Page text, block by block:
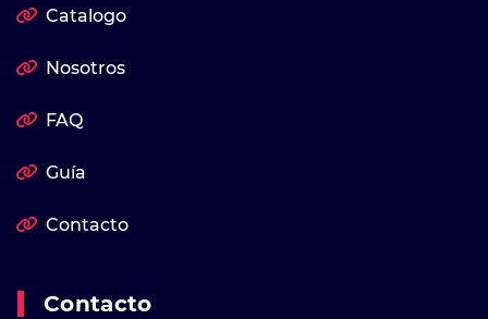
Catalogo
Nosotros
FAQ
Guía
Contacto
Contacto